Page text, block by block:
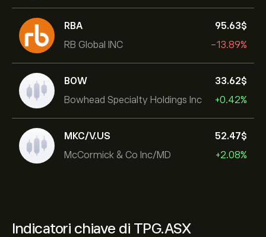
RBA
RB Global INC
95.63‎$‎
-13.89%
BOW
Bowhead Specialty Holdings Inc
33.62‎$‎
+0.42%
MKC/V.US
McCormick & Co Inc/MD
52.47‎$‎
+2.08%
Indicatori chiave di TPG.ASX